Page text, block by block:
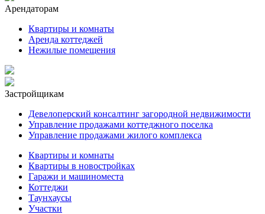
Арендаторам
Квартиры и комнаты
Аренда коттеджей
Нежилые помещения
Застройщикам
Девелоперский консалтинг загородной недвижимости
Управление продажами коттеджного поселка
Управление продажами жилого комплекса
Квартиры и комнаты
Квартиры в новостройках
Гаражи и машиноместа
Коттеджи
Таунхаусы
Участки